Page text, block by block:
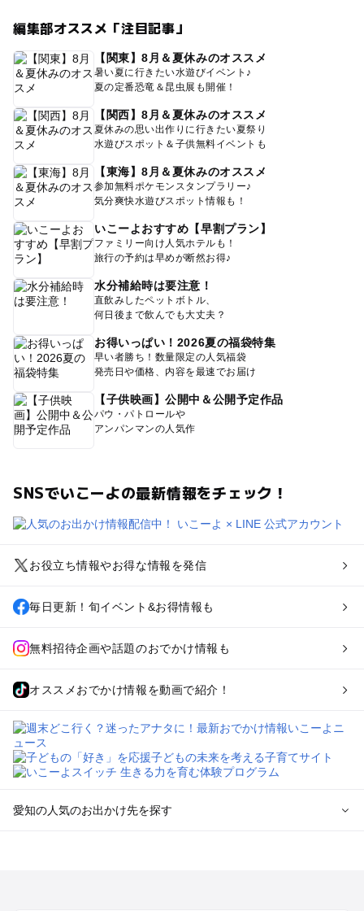
編集部オススメ「注目記事」
【関東】8月＆夏休みのオススメ
暑い夏に行きたい水遊びイベント♪
夏の定番恐竜＆昆虫展も開催！
【関西】8月＆夏休みのオススメ
夏休みの思い出作りに行きたい夏祭り
水遊びスポット＆子供無料イベントも
【東海】8月＆夏休みのオススメ
参加無料ポケモンスタンプラリー♪
気分爽快水遊びスポット情報も！
いこーよおすすめ【早割プラン】
ファミリー向け人気ホテルも！
旅行の予約は早めが断然お得♪
水分補給時は要注意！
直飲みしたペットボトル、
何日後まで飲んでも大丈夫？
お得いっぱい！2026夏の福袋特集
早い者勝ち！数量限定の人気福袋
発売日や価格、内容を最速でお届け
【子供映画】公開中＆公開予定作品
パウ・パトロールや
アンパンマンの人気作
SNSでいこーよの最新情報をチェック！
お役立ち情報やお得な情報を発信
毎日更新！旬イベント&お得情報も
無料招待企画や話題のおでかけ情報も
オススメおでかけ情報を動画で紹介！
愛知の人気のお出かけ先を探す